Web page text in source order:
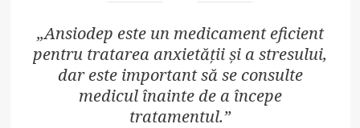
„Ansiodep este un medicament eficient
pentru tratarea anxietății și a stresului,
dar este important să se consulte
medicul înainte de a începe
tratamentul.”